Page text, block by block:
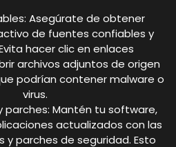
Asegúrate de obtener
de fuentes confiables y
hacer clic en enlaces
archivos adjuntos de origen
podrían contener malware o
virus.
parches: Mantén tu software,
actualizados con las
y parches de seguridad. Esto